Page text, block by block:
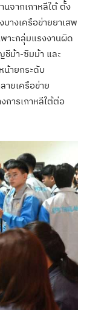
นจากเกาหลีใต้ ตั้ง
างเครือข่ายยาเสพ
พาะกลุ่มแรงงานผิด
ม้า-ซิมม้า และ
น้ายกระดับ
ยเครือข่าย
การเกาหลีใต้ต่อ